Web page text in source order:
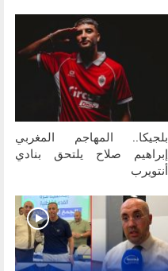
بلجيكا.. المهاجم المغربي
إبراهيم صلاح يلتحق بنادي
أنتويرب